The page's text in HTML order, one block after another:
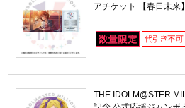
アチケット 【春日未来
THE IDOLM@STER